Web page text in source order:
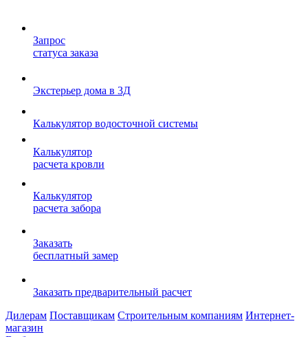
Запрос
статуса заказа
Экстерьер дома в 3Д
Калькулятор водосточной системы
Калькулятор
расчета кровли
Калькулятор
расчета забора
Заказать
бесплатный замер
Заказать предварительный расчет
Дилерам Поставщикам Строительным компаниям Интернет-
магазин